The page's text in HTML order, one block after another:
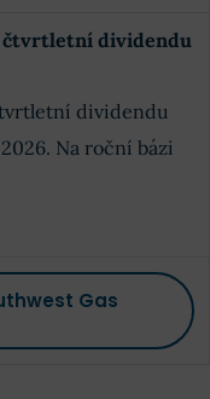
čtvrtletní dividendu
dividendu
Na roční bázi
Gas